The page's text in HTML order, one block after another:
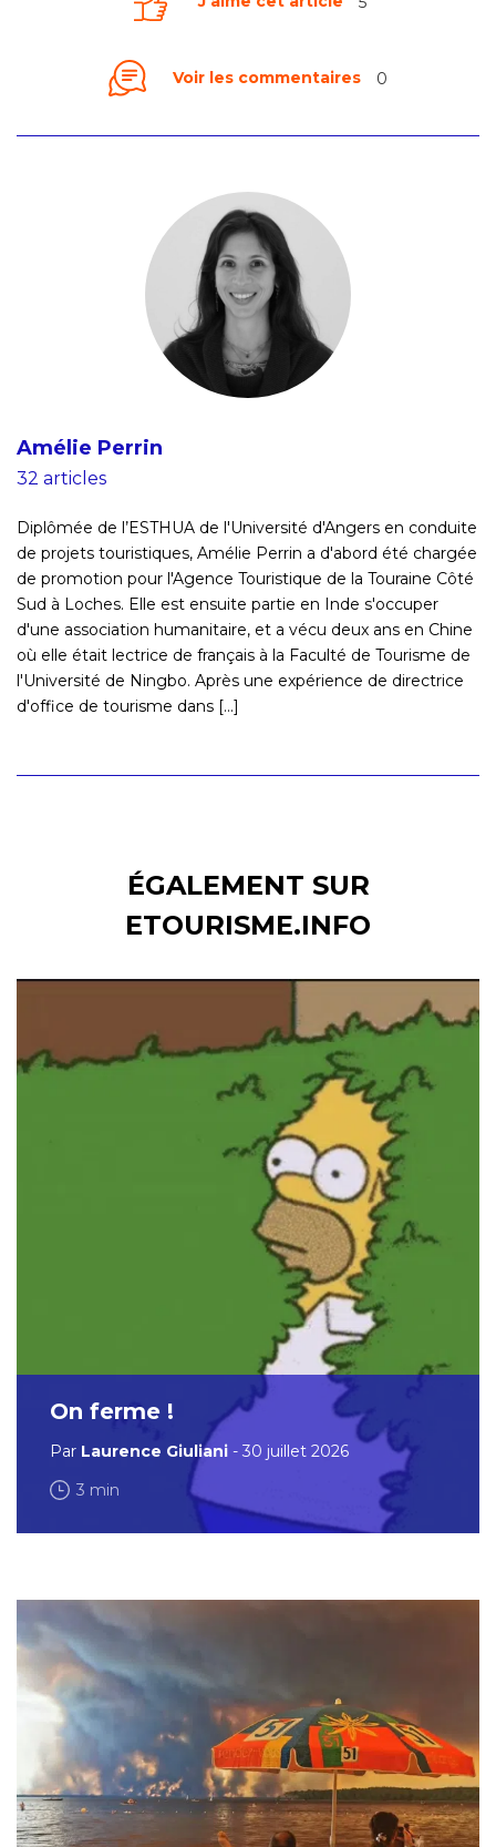
Voir les commentaires 0
Amélie Perrin
32 articles
Diplômée de l’ESTHUA de l'Université d'Angers en conduite
de projets touristiques, Amélie Perrin a d'abord été chargée
de promotion pour l'Agence Touristique de la Touraine Côté
Sud à Loches. Elle est ensuite partie en Inde s'occuper
d'une association humanitaire, et a vécu deux ans en Chine
où elle était lectrice de français à la Faculté de Tourisme de
l'Université de Ningbo. Après une expérience de directrice
d'office de tourisme dans [...]
ÉGALEMENT SUR
ETOURISME.INFO
On ferme !
Par Laurence Giuliani - 30 juillet 2026
3 min